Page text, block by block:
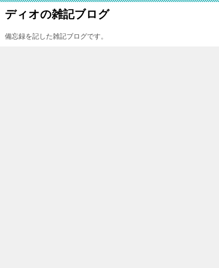
ディオの雑記ブログ
備忘録を記した雑記ブログです。